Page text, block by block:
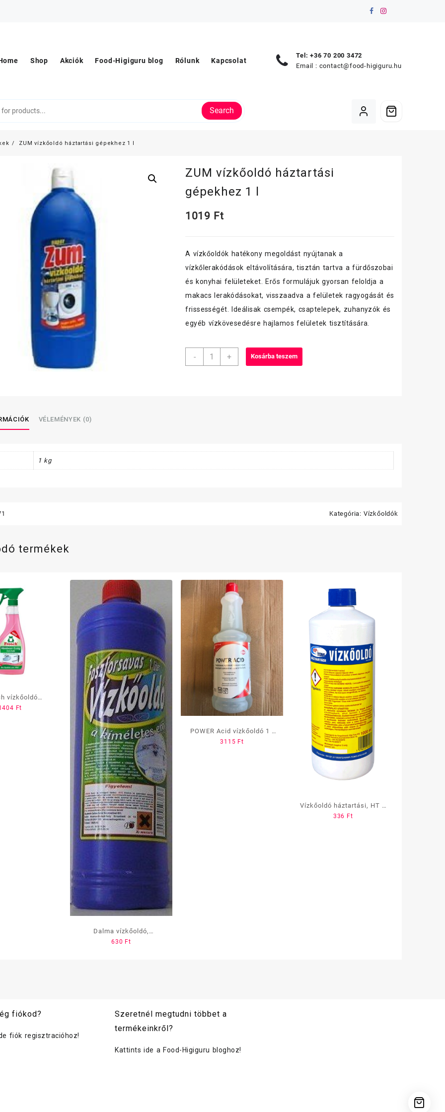
Shop Akciók Food-Higiguru blog Rólunk Kapcsolat
Tel: +36 70 200 3472
Email : contact@food-higiguru.hu
Search
ZUM vízkőoldó háztartási gépekhez 1 l
ZUM vízkőoldó háztartási
gépekhez 1 l
1019 Ft
A vízkőoldók hatékony megoldást nyújtanak a
vízkőlerakódások eltávolítására, tisztán tartva a fürdőszobai
és konyhai felületeket. Erős formulájuk gyorsan feloldja a
makacs lerakódásokat, visszaadva a felületek ragyogását és
frissességét. Ideálisak csempék, csaptelepek, zuhanyzók és
egyéb vízkövesedésre hajlamos felületek tisztítására.
-
ZUM
+ Kosárba teszem
VÉLEMÉNYEK (0)
1 kg
Kategória: Vízkőoldók
termékek
vízkőoldó
szórófejes
Ft
Dalma vízkőoldó,
foszforsavas 1L
630 Ft
POWER Acid vízkőoldó 1 l
/foszforsavas
3115 Ft
Vízkőoldó háztartási, HT 1
L
336 Ft
fiókod?
fiók regisztracióhoz!
Szeretnél megtudni többet a
termékeinkről?
Kattints ide a Food-Higiguru bloghoz!